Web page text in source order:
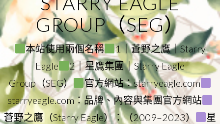
GROUP（SEG）
本站使用兩個名稱
1｜蒼野之鷹｜Starry
Eagle
2｜星鷹集團｜Starry Eagle
Group（SEG）
官方網站：starryeagle.com
starryeagle.com：品牌、內容與集團官方網站
蒼野之鷹（Starry Eagle）：（2009–2023）
星